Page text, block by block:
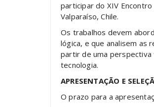
participar do XIV
Valparaíso, Chile.
Os trabalhos devem
lógica, e que analisem as
partir de uma perspectiva
tecnologia.
APRESENTAÇÃO E
O prazo para a